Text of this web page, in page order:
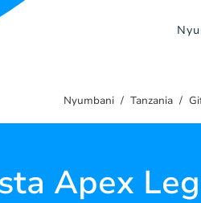
Nyumbani Tanzania
Apex